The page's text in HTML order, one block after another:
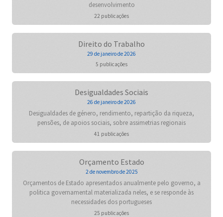
desenvolvimento
22 publicações
Direito do Trabalho
29 de janeiro de 2026
5 publicações
Desigualdades Sociais
26 de janeiro de 2026
Desigualdades de género, rendimento, repartição da riqueza,
pensões, de apoios sociais, sobre assimetrias regionais
41 publicações
Orçamento Estado
2 de novembro de 2025
Orçamentos de Estado apresentados anualmente pelo governo, a
politica governamental materializada neles, e se responde às
necessidades dos portugueses
25 publicações